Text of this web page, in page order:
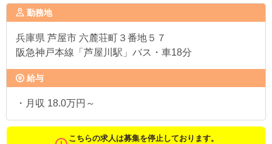
勤務地
兵庫県 芦屋市 六麓荘町３番地５７
阪急神戸本線「芦屋川駅」バス・車18分
給与
・月収 18.0万円～
こちらの求人は募集を停止しております。